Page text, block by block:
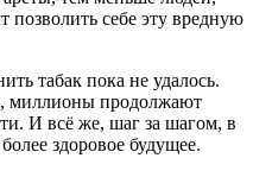
позволить себе эту вредную
табак пока не удалось.
миллионы продолжают
И всё же, шаг за шагом, в
здоровое будущее.